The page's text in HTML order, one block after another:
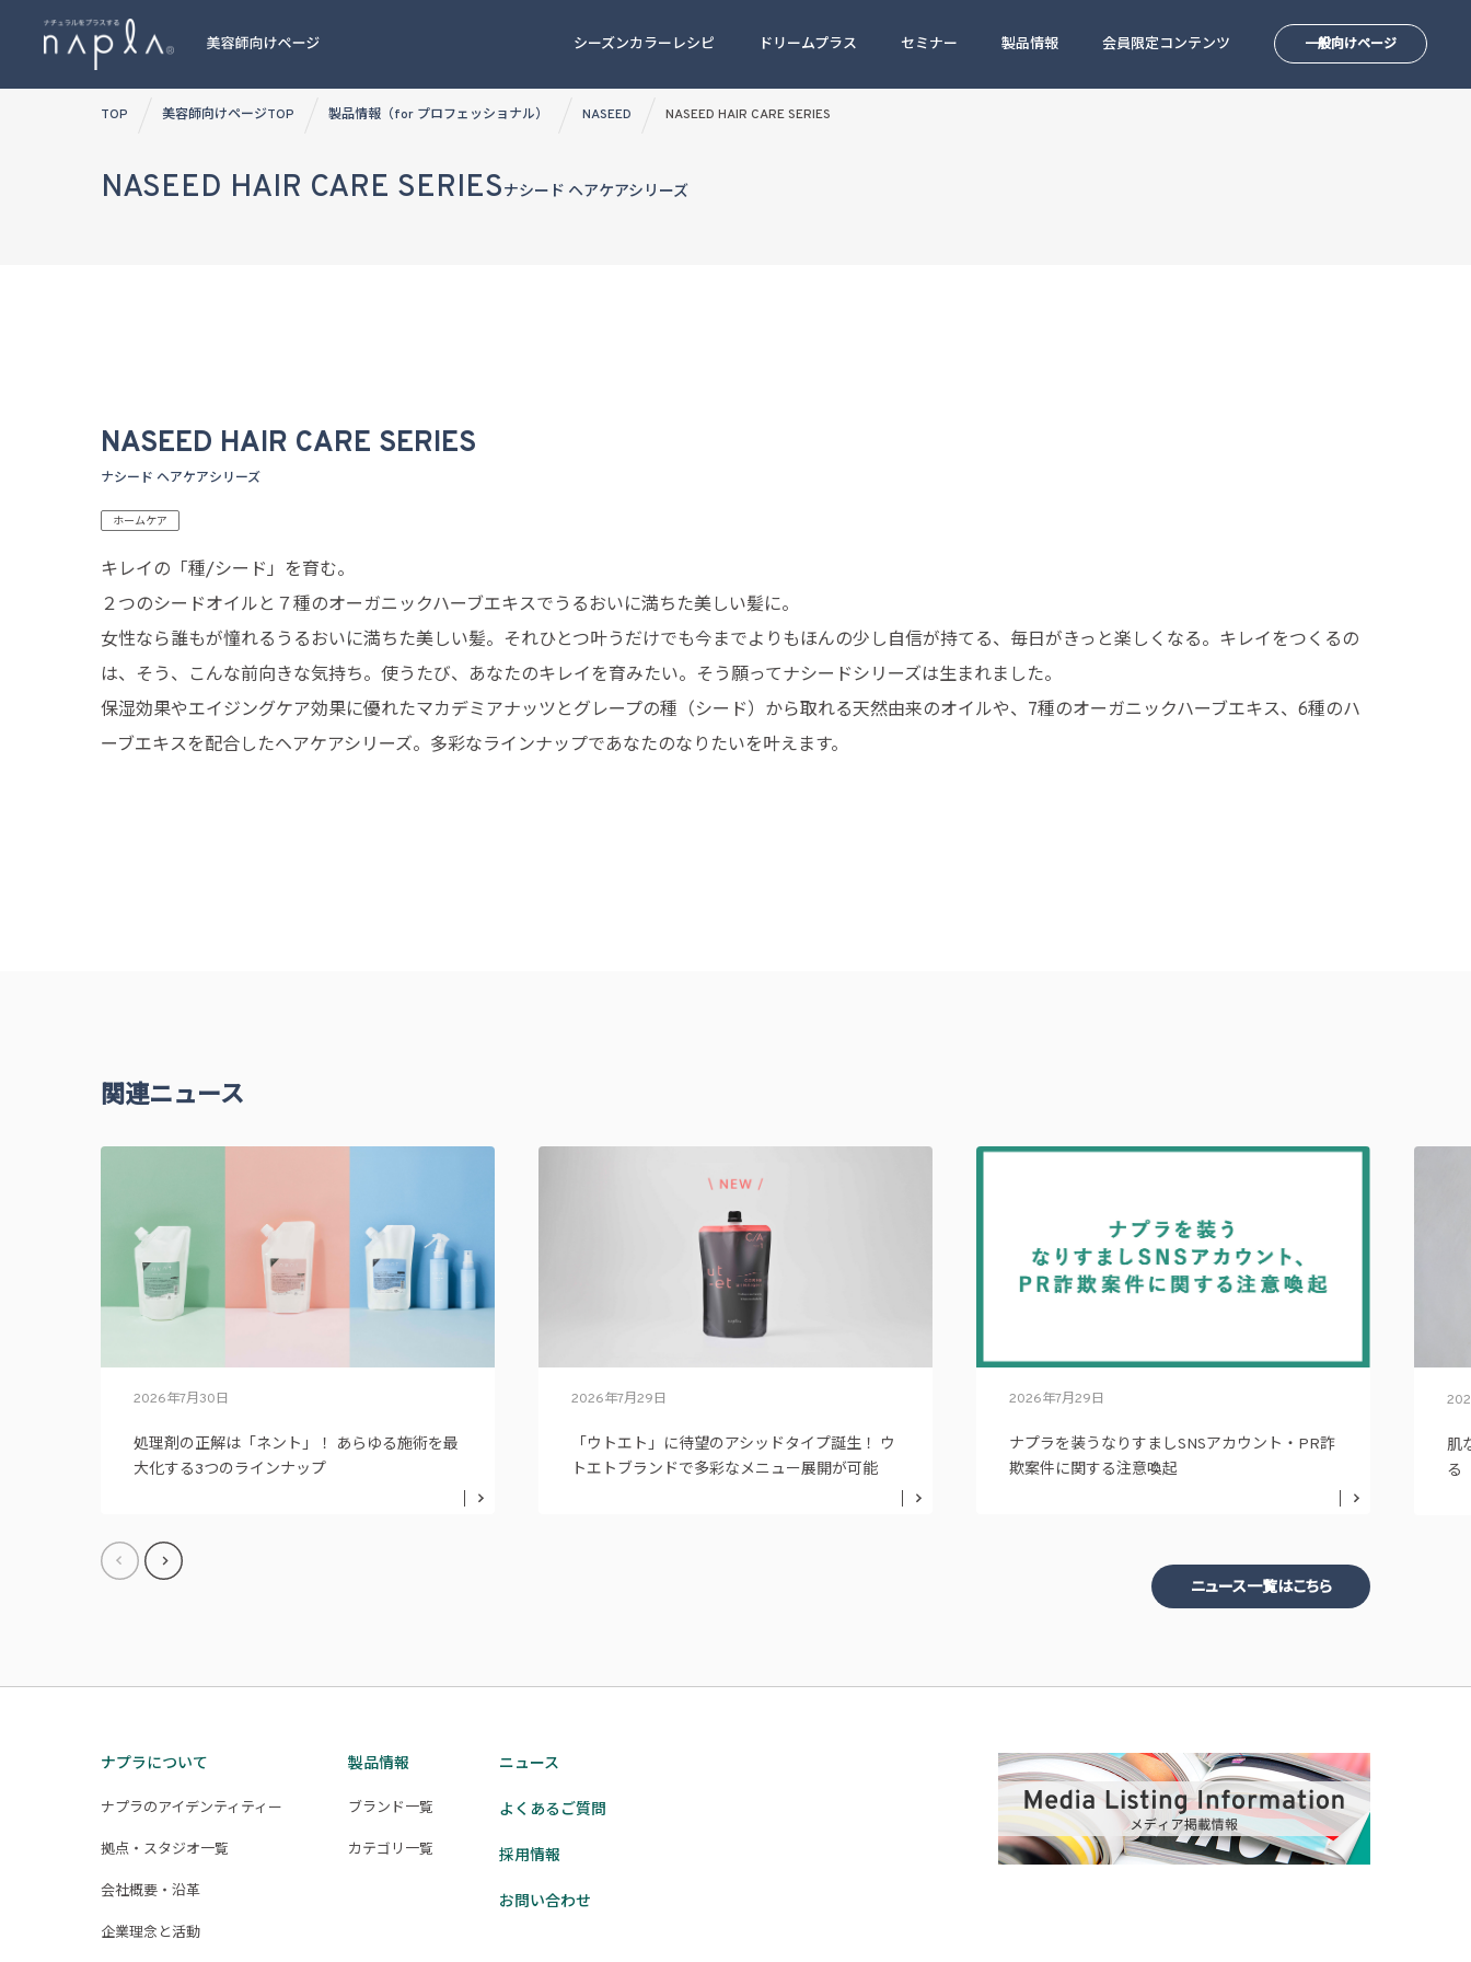
シーズンカラーレシピ ドリームプラス セミナー 製品情報 会員限定コンテンツ 一般向けページ
NASEED HAIR CARE SERIESナシード ヘアケアシリーズ
NASEED HAIR CARE SERIES
ナシード ヘアケアシリーズ
ホームケア
キレイの「種/シード」を育む。
２つのシードオイルと７種のオーガニックハーブエキスでうるおいに満ちた美しい髪に。
女性なら誰もが憧れるうるおいに満ちた美しい髪。それひとつ叶うだけでも今までよりもほんの少し自信が持てる、毎日がきっと楽しくなる。キレイをつくるの
は、そう、こんな前向きな気持ち。使うたび、あなたのキレイを育みたい。そう願ってナシードシリーズは生まれました。
保湿効果やエイジングケア効果に優れたマカデミアナッツとグレープの種（シード）から取れる天然由来のオイルや、7種のオーガニックハーブエキス、6種のハ
ーブエキスを配合したヘアケアシリーズ。多彩なラインナップであなたのなりたいを叶えます。
関連ニュース
2026年7月30日
処理剤の正解は「ネント」！ あらゆる施術を最
大化する3つのラインナップ
2026年7月29日
「ウトエト」に待望のアシッドタイプ誕生！ ウ
トエトブランドで多彩なメニュー展開が可能
2026年7月29日
ナプラを装うなりすましSNSアカウント・PR詐
欺案件に関する注意喚起
肌
る
ニュース一覧はこちら
TOP 美容師向けページTOP 製品情報（for プロフェッショナル） NASEED NASEED HAIR CARE SERIES
ナプラについて
ナプラのアイデンティティー
拠点・スタジオ一覧
会社概要・沿革
企業理念と活動
製品情報
ブランド一覧
カテゴリ一覧
ニュース
よくあるご質問
採用情報
お問い合わせ